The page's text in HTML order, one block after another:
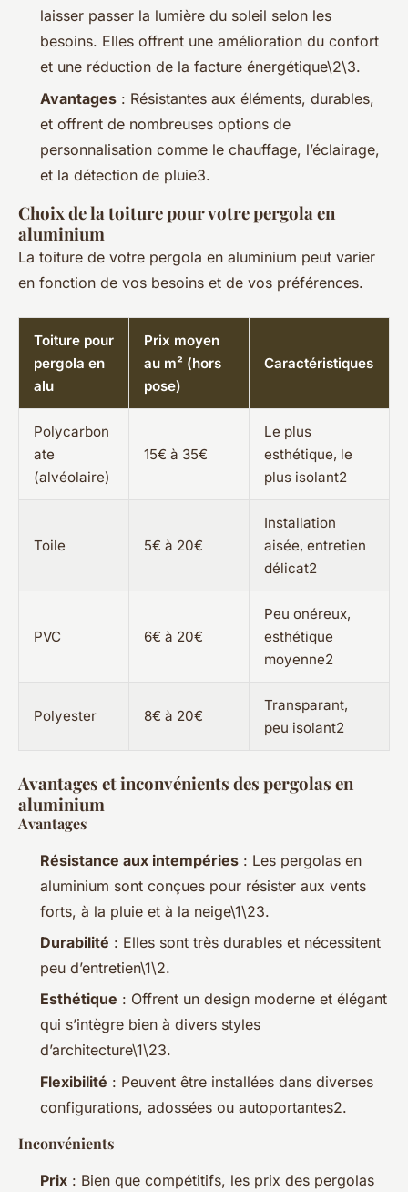
laisser passer la lumière du soleil selon les
besoins. Elles offrent une amélioration du confort
et une réduction de la facture énergétique\2\3.
Avantages : Résistantes aux éléments, durables,
et offrent de nombreuses options de
personnalisation comme le chauffage, l’éclairage,
et la détection de pluie3.
Choix de la toiture pour votre pergola en
aluminium
La toiture de votre pergola en aluminium peut varier
en fonction de vos besoins et de vos préférences.
Toiture pour
pergola en
alu
Prix moyen
au m² (hors
pose)
Caractéristiques
Polycarbon
ate
(alvéolaire)
15€ à 35€
Le plus
esthétique, le
plus isolant2
Toile 5€ à 20€
Installation
aisée, entretien
délicat2
PVC 6€ à 20€
Peu onéreux,
esthétique
moyenne2
Polyester 8€ à 20€
Transparant,
peu isolant2
Avantages et inconvénients des pergolas en
aluminium
Avantages
Résistance aux intempéries : Les pergolas en
aluminium sont conçues pour résister aux vents
forts, à la pluie et à la neige\1\23.
Durabilité : Elles sont très durables et nécessitent
peu d’entretien\1\2.
Esthétique : Offrent un design moderne et élégant
qui s’intègre bien à divers styles
d’architecture\1\23.
Flexibilité : Peuvent être installées dans diverses
configurations, adossées ou autoportantes2.
Inconvénients
Prix : Bien que compétitifs, les prix des pergolas